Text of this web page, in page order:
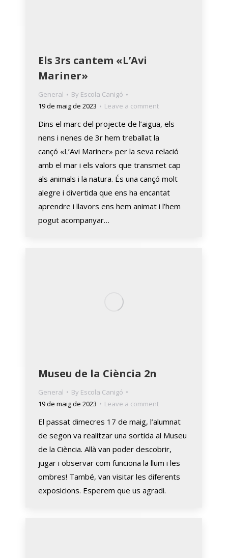
Els 3rs cantem «L’Avi
Mariner»
General By Escola Canigó
19 de maig de 2023
Leave a comment
Dins el marc del projecte de l’aigua, els
nens i nenes de 3r hem treballat la
cançó «L’Avi Mariner» per la seva relació
amb el mar i els valors que transmet cap
als animals i la natura. És una cançó molt
alegre i divertida que ens ha encantat
aprendre i llavors ens hem animat i l’hem
pogut acompanyar…
Museu de la Ciència 2n
General By Escola Canigó
19 de maig de 2023
Leave a comment
El passat dimecres 17 de maig, l’alumnat
de segon va realitzar una sortida al Museu
de la Ciència. Allà van poder descobrir,
jugar i observar com funciona la llum i les
ombres! També, van visitar les diferents
exposicions. Esperem que us agradi.